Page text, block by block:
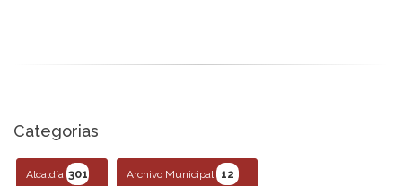
Categorias
Alcaldía 301 Archivo Municipal 12